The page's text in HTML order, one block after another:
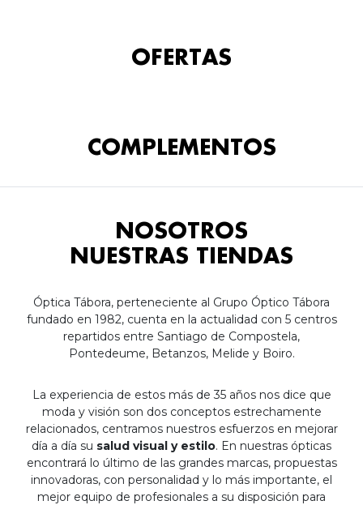
OFERTAS
COMPLEMENTOS
NOSOTROS
NUESTRAS TIENDAS
Óptica Tábora, perteneciente al Grupo Óptico Tábora
fundado en 1982, cuenta en la actualidad con 5 centros
repartidos entre Santiago de Compostela,
Pontedeume, Betanzos, Melide y Boiro.
La experiencia de estos más de 35 años nos dice que
moda y visión son dos conceptos estrechamente
relacionados, centramos nuestros esfuerzos en mejorar
día a día su salud visual y estilo. En nuestras ópticas
encontrará lo último de las grandes marcas, propuestas
innovadoras, con personalidad y lo más importante, el
mejor equipo de profesionales a su disposición para